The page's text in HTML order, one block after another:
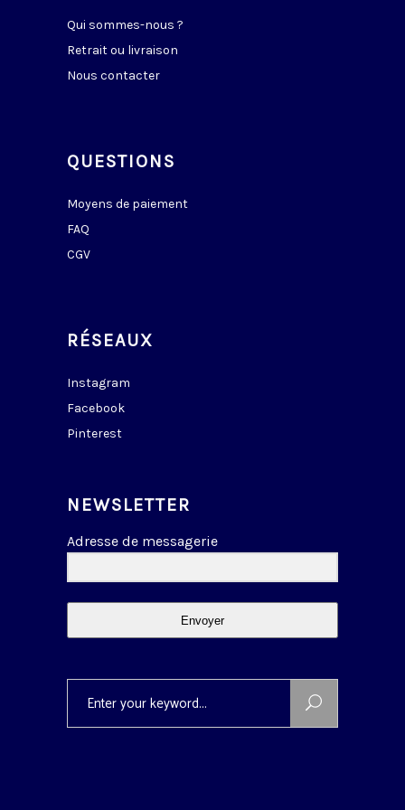
Qui sommes-nous ?
Retrait ou livraison
Nous contacter
QUESTIONS
Moyens de paiement
FAQ
CGV
RÉSEAUX
Instagram
Facebook
Pinterest
NEWSLETTER
Adresse de messagerie
Envoyer
for: